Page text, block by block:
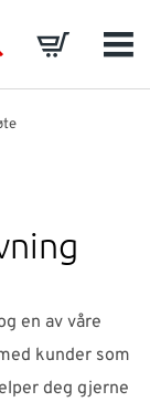
Basket
en av våre
kunder som
deg gjerne